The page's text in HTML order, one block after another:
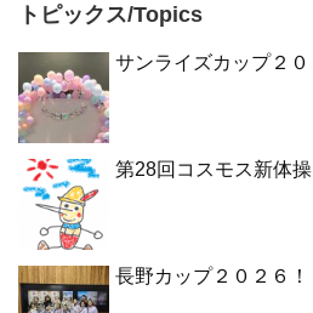
トピックス/Topics
サンライズカップ２０
第28回コスモス新体
長野カップ２０２６！